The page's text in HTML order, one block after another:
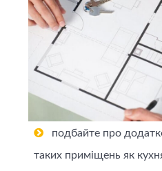
подбайте про
таких приміщень як